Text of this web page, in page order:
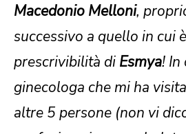
Macedonio Melloni,
successivo a quello in cui
prescrivibilità di Esmya! In
ginecologa che mi ha
altre 5 persone (non vi